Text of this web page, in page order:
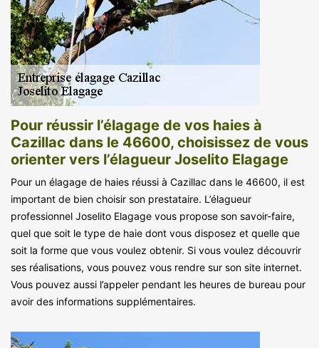
Pour réussir l’élagage de vos haies à
Cazillac dans le 46600, choisissez de vous
orienter vers l’élagueur Joselito Elagage
Pour un élagage de haies réussi à Cazillac dans le 46600, il est
important de bien choisir son prestataire. L’élagueur
professionnel Joselito Elagage vous propose son savoir-faire,
quel que soit le type de haie dont vous disposez et quelle que
soit la forme que vous voulez obtenir. Si vous voulez découvrir
ses réalisations, vous pouvez vous rendre sur son site internet.
Vous pouvez aussi l’appeler pendant les heures de bureau pour
avoir des informations supplémentaires.